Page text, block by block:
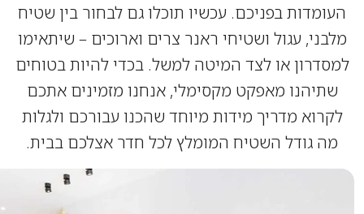
בפניכם. עכשיו תוכלו גם לבחור בין שטיח
עגול ושטיחי ראנר צרים וארוכים – שיתאימו
או לצד המיטה למשל. בכדי להיות בטוחים
מאפקט מקסימלי, אנחנו מזמינים אתכם
מדריך מידות מיוחד שהכנו עבורכם ולגלות
גודל השטיח המומלץ לכל חדר אצלכם בבית.